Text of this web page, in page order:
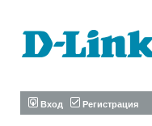
Вход Регистрация